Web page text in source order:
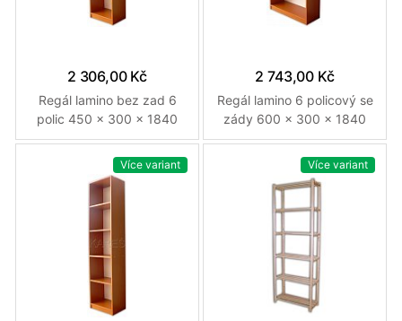
2 306,00 Kč
Regál lamino bez zad 6
polic 450 x 300 x 1840
mm Buk
2 743,00 Kč
Regál lamino 6 policový se
zády 600 x 300 x 1840
mm Třešeň
Více variant Více variant